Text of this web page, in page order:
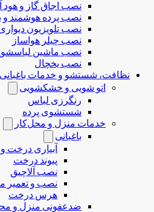
نصب اجاق گاز و هود
نصب پرده هوشمند و
نصب تلویزیون دیواری
نصب چیلر هواساز
نصب ماشین
نصب یخچال
نظافت، شستشو و خدمات باغبانی
اتو شویی و خشکشویی
رنگرزی لباس
شستشوی پرده
خدمات منزل و محل‌کار
باغبانی
آبیاری درخت
پیوند درخت
نصب آلاچیق
نصب و تعمیر
هرس درخت
ضدعفونی منزل و